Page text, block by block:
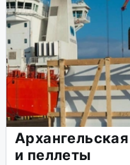
и пеллеты